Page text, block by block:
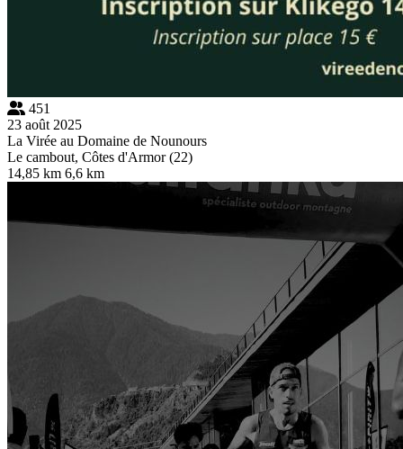
451
23 août 2025
La Virée au Domaine de Nounours
Le cambout, Côtes d'Armor (22)
14,85 km 6,6 km